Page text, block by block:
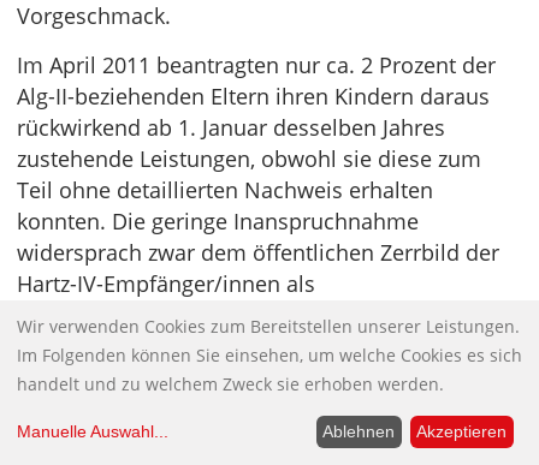
Vorgeschmack.
Im April 2011 beantragten nur ca. 2 Prozent der
Alg-II-beziehenden Eltern ihren Kindern daraus
rückwirkend ab 1. Januar desselben Jahres
zustehende Leistungen, obwohl sie diese zum
Teil ohne detaillierten Nachweis erhalten
konnten. Die geringe Inanspruchnahme
widersprach zwar dem öffentlichen Zerrbild der
Hartz-IV-Empfänger/innen als
„Sozialschmarotzer“, die den Staat „abzocken“, wo
sie nur können, veranlasste Ursula von der Leyen
jedoch nicht etwa, die bürokratische Abwicklung
ihres „Bildungs- und Teilhabepaketes“ zu
hinterfragen, sondern führte nach einer
Wir verwenden Cookies zum Bereitstellen unserer Leistungen.
Im Folgenden können Sie einsehen, um welche Cookies es sich
handelt und zu welchem Zweck sie erhoben werden.
Manuelle Auswahl... Ablehnen Akzeptieren